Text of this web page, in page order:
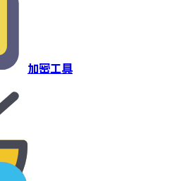
加密工具